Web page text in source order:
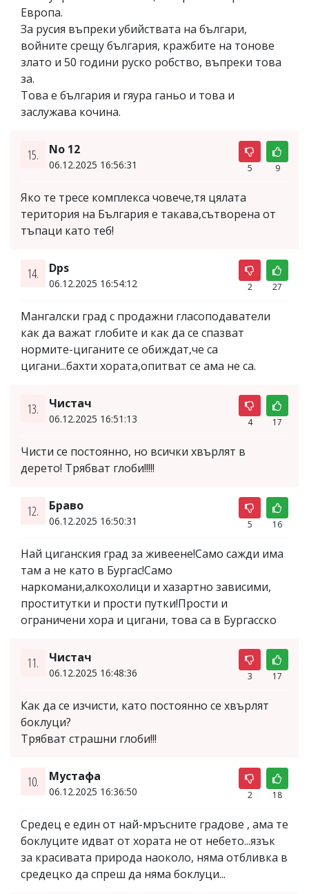
Европа.
За русия въпреки убийствата на българи,
войните срещу българия, кражбите на тонове
злато и 50 години руско робство, въпреки това
за.
Това е българия и гяура ганьо и това и
заслужава кочина.
15. No 12
06.12.2025 16:56:31 5 9
Яко те тресе комплекса човече,тя цялата
територия на България е такава,сътворена от
тъпаци като теб!
14. Dps
06.12.2025 16:54:12 2 27
Мангалски град с продажни гласоподаватели
как да важат глобите и как да се спазват
нормите-циганите се обиждат,че са
цигани...бахти хората,опитват се ама не са.
13. Чистач
06.12.2025 16:51:13 4 17
Чисти се постоянно, но всички хвърлят в
дерето! Трябват глоби!!!!!
12. Браво
06.12.2025 16:50:31 5 16
Най циганския град за живеене!Само сажди има
там а не като в Бургас!Само
наркомани,алкохолици и хазартно зависими,
проститутки и прости путки!Прости и
ограничени хора и цигани, това са в Бургасско
11. Чистач
06.12.2025 16:48:36 3 17
Как да се изчисти, като постоянно се хвърлят
боклуци?
Трябват страшни глоби!!!
10. Мустафа
06.12.2025 16:36:50 2 18
Средец е един от най-мръсните градове , ама те
боклуците идват от хората не от небето...язък
за красивата природа наоколо, няма отбливка в
средецко да спреш да няма боклуци...